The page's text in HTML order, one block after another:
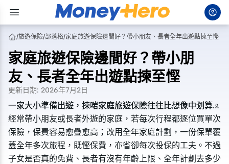
/旅遊保險/部落格/家庭旅遊保險邊間好？帶小朋友、長者全年出遊點揀至慳
家庭旅遊保險邊間好？帶小朋
友、長者全年出遊點揀至慳
更新日期: 2026年7月2日
一家大小準備出遊，揀啱家庭旅遊保險往往比想像中划算。
經常帶小朋友或長者外遊的家庭，若每次行程都逐位買單次
保險，保費容易愈疊愈高；改用全年家庭計劃，一份保單覆
蓋全年多次旅程，既慳保費，亦省卻每次投保的工夫。不過
子女是否真的免費、長者有沒有年齡上限、全年計劃去多少
一家大小準備出遊，揀啱家庭旅遊保險往往比想像中划算。
經常帶小朋友或長者外遊的家庭，若每次行程都逐位買單次
保險，保費容易愈疊愈高；改用全年家庭計劃，一份保單覆
蓋全年多次旅程，既慳保費，亦省卻每次投保的工夫。不過
子女是否真的免費、長者有沒有年齡上限、全年計劃去多少